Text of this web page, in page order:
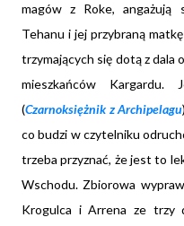
magów z Roke, angażują
Tehanu i jej przybraną
trzymających się dotą z dala
mieszkańców Kargardu.
(Czarnoksiężnik z Archipelagu
co budzi w czytelniku
trzeba przyznać, że jest to
Wschodu. Zbiorowa
Krogulca i Arrena ze trzy